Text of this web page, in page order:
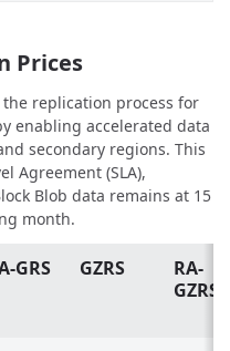
Prices
replication process for
enabling accelerated data
secondary regions. This
Agreement (SLA),
Blob data remains at 15
month.
GRS GZRS
RA-
GZRS